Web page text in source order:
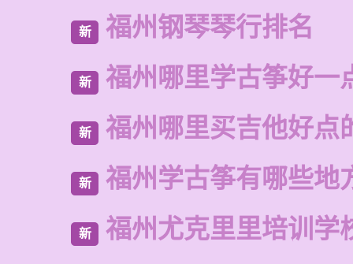
新 福州钢琴琴行排名
新 福州哪里学古筝好一
新 福州哪里买吉他好点
新 福州学古筝有哪些地
新 福州尤克里里培训学